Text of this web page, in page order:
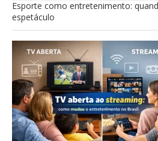
Esporte como entretenimento:
espetáculo